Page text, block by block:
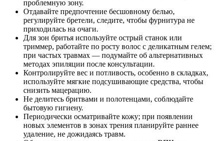
проблемную зону.
Отдавайте предпочтение бесшовному белью,
регулируйте бретели, следите, чтобы фурнитура не
приходилась на очаги.
Для зон бритья используйте острый станок или
триммер, работайте по росту волос с деликатным гелем;
при частых травмах — подумайте об альтернативных
методах эпиляции после консультации.
Контролируйте вес и потливость, особенно в складках,
используйте мягкие подсушивающие средства, чтобы
снизить мацерацию.
Не делитесь бритвами и полотенцами, соблюдайте
бытовую гигиену.
Периодически осматривайте кожу; при появлении
новых элементов в зонах трения планируйте раннее
удаление, не дожидаясь травм.